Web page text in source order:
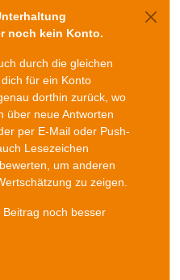
noch kein Konto.
durch die gleichen
für ein Konto
dorthin zurück, wo
über neue Antworten
per E-Mail oder Push-
Lesezeichen
um anderen
zu zeigen.
noch besser